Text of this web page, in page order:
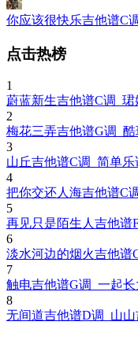
你应该很快乐吉他谱C
点击热榜
1
蔚蓝新生吉他谱C调_
2
梅花三弄吉他谱G调_
3
山丘吉他谱C调_简单
4
把你交还人海吉他谱C
5
再见只是陌生人吉他谱
6
淡水河边的烟火吉他谱
7
触电吉他谱G调_一起
8
无间道吉他谱D调_山